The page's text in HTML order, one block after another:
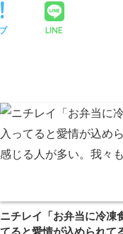
LINE
ニチレイ「お弁当に冷凍
てると愛情が込められて